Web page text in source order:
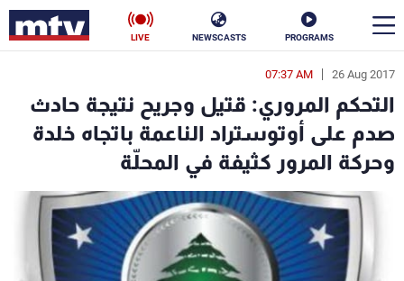
PROGRAMS
NEWSCASTS
LIVE
26 Aug 2017
07:37 AM
التحكم المروري: قتيل وجريح نتيجة حادث
صدم على أوتوستراد الناعمة باتجاه خلدة
وحركة المرور كثيفة في المحلّة
en
الأخبار
سياسة ناس
إقتصاد فن
منوعات رياضة